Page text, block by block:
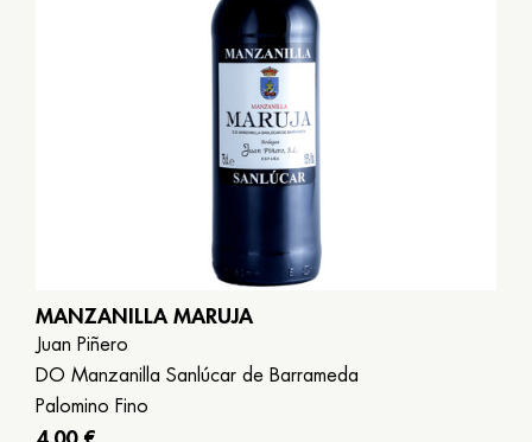
MANZANILLA MARUJA
Juan Piñero
DO Manzanilla Sanlúcar de Barrameda
Palomino Fino